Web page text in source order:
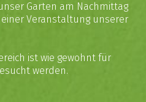
Garten am Nachmittag
einer Veranstaltung unserer
ist wie gewohnt für
werden.